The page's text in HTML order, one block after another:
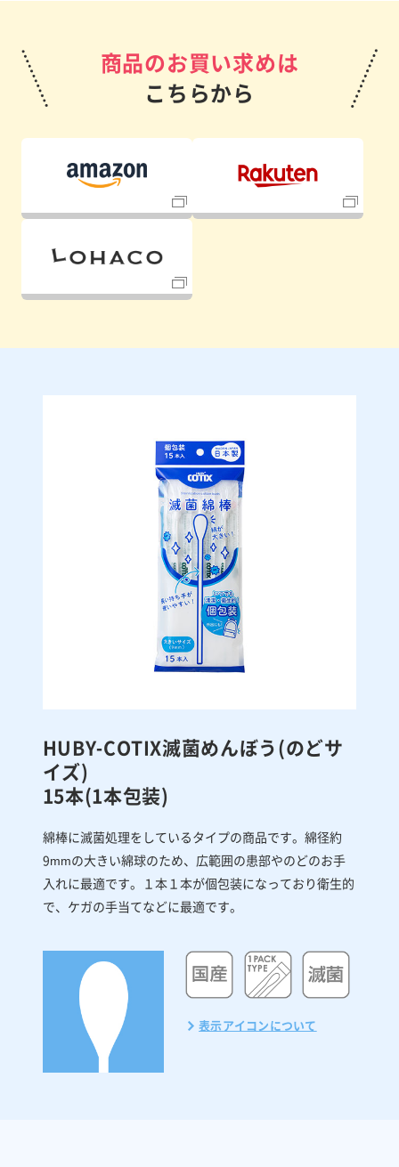
商品のお買い求めは
こちらから
HUBY-COTIX滅菌めんぼう(のどサ
イズ)
15本(1本包装)
綿棒に滅菌処理をしているタイプの商品です。綿径約
9mmの大きい綿球のため、広範囲の患部やのどのお手
入れに最適です。１本１本が個包装になっており衛生的
で、ケガの手当てなどに最適です。
表示アイコンについて